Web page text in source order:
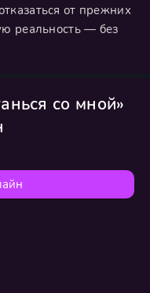
от прежних
реальность — без
со мной»